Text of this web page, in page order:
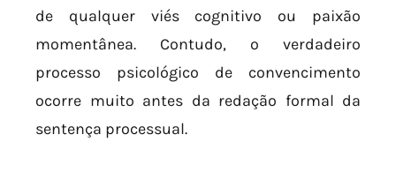
de qualquer viés cognitivo ou paixão
momentânea. Contudo, o verdadeiro
processo psicológico de convencimento
ocorre muito antes da redação formal da
sentença processual.